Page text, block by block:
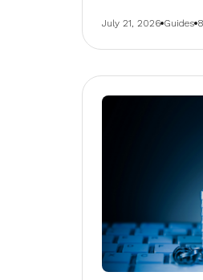
July 21, 2026 Guides